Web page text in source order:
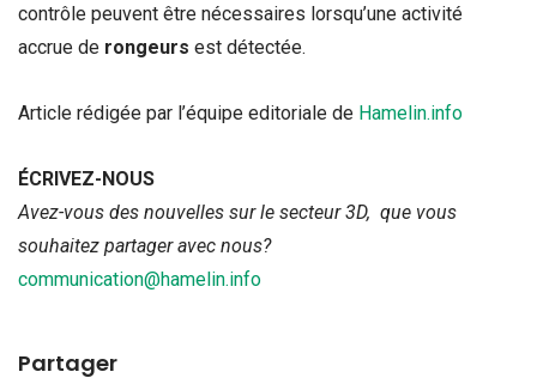
contrôle peuvent être nécessaires lorsqu’une activité
accrue de rongeurs est détectée.
Article rédigée par l’équipe editoriale de Hamelin.info
ÉCRIVEZ-NOUS
Avez-vous des nouvelles sur le secteur 3D, que vous
souhaitez partager avec nous?
communication@hamelin.info
Partager